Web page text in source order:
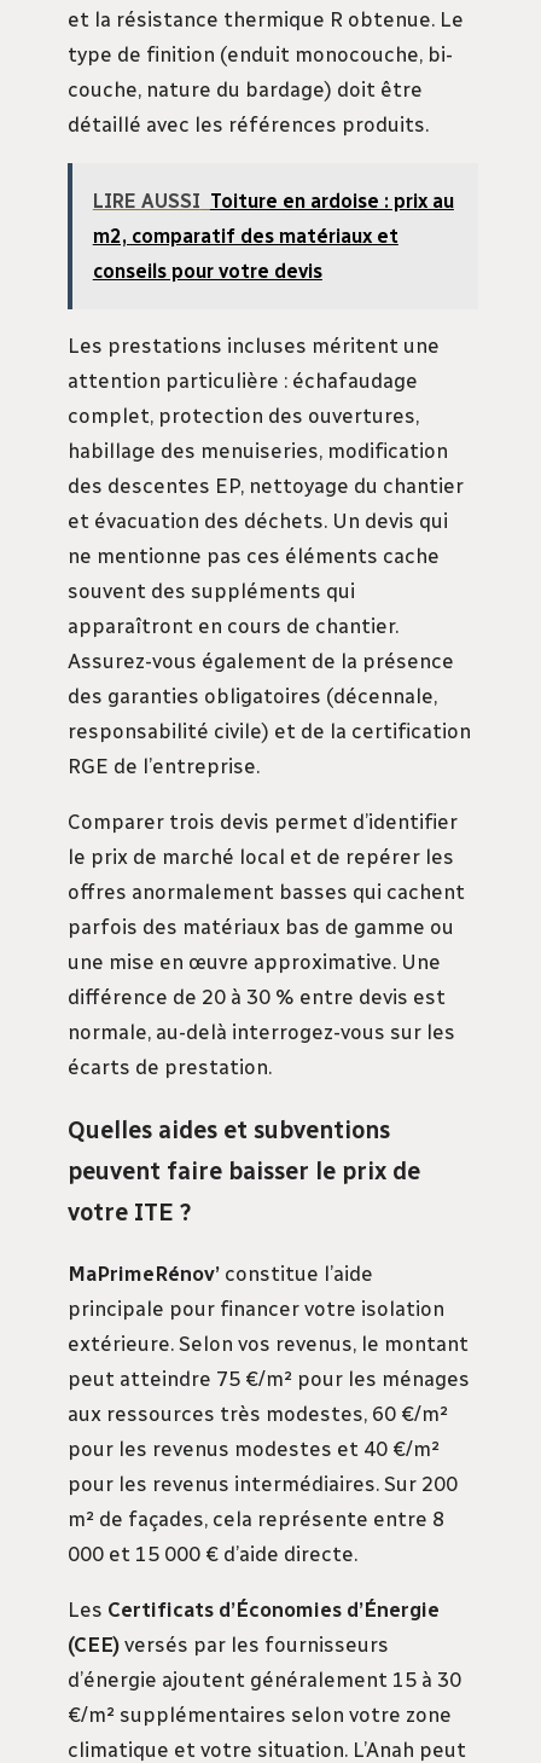
et la résistance thermique R obtenue. Le
type de finition (enduit monocouche, bi-
couche, nature du bardage) doit être
détaillé avec les références produits.
LIRE AUSSI Toiture en ardoise : prix au
m2, comparatif des matériaux et
conseils pour votre devis
Les prestations incluses méritent une
attention particulière : échafaudage
complet, protection des ouvertures,
habillage des menuiseries, modification
des descentes EP, nettoyage du chantier
et évacuation des déchets. Un devis qui
ne mentionne pas ces éléments cache
souvent des suppléments qui
apparaîtront en cours de chantier.
Assurez-vous également de la présence
des garanties obligatoires (décennale,
responsabilité civile) et de la certification
RGE de l’entreprise.
Comparer trois devis permet d’identifier
le prix de marché local et de repérer les
offres anormalement basses qui cachent
parfois des matériaux bas de gamme ou
une mise en œuvre approximative. Une
différence de 20 à 30 % entre devis est
normale, au-delà interrogez-vous sur les
écarts de prestation.
Quelles aides et subventions
peuvent faire baisser le prix de
votre ITE ?
MaPrimeRénov’ constitue l’aide
principale pour financer votre isolation
extérieure. Selon vos revenus, le montant
peut atteindre 75 €/m² pour les ménages
aux ressources très modestes, 60 €/m²
pour les revenus modestes et 40 €/m²
pour les revenus intermédiaires. Sur 200
m² de façades, cela représente entre 8
000 et 15 000 € d’aide directe.
Les Certificats d’Économies d’Énergie
(CEE) versés par les fournisseurs
d’énergie ajoutent généralement 15 à 30
€/m² supplémentaires selon votre zone
climatique et votre situation. L’Anah peut